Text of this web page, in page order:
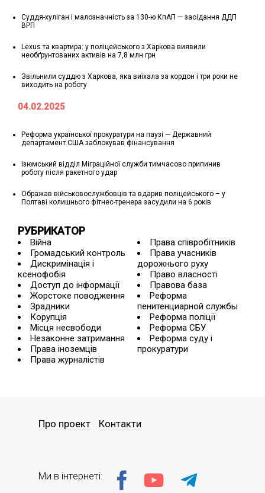
Суддя-хуліган і малозначність за 130-ю КпАП — засідання ДДП
ВРП
Lexus та квартира: у поліцейського з Харкова виявили
необґрунтованих активів на 7,8 млн грн
Звільнили суддю з Харкова, яка виїхала за кордон і три роки не
виходить на роботу
04.02.2025
Реформа української прокуратури на паузі — Державний
департамент США заблокував фінансування
Ізюмський відділ Міграційної служби тимчасово припинив
роботу після ракетного удар
Ображав військовослужбовців та вдарив поліцейського – у
Полтаві колишнього фітнес-тренера засудили на 6 років
РУБРИКАТОР
Війна
Громадський контроль
Дискримінація і
ксенофобія
Доступ до інформації
Жорстоке поводження
Зрадники
Корупція
Місця несвободи
Незаконне затримання
Права іноземців
Права журналістів
Права співробітників
Права учасників
дорожнього руху
Право власності
Правова база
Реформа
пенитенциарной службы
Реформа поліції
Реформа СБУ
Реформа суду і
прокуратури
Про проект Контакти
Ми в інтернеті: